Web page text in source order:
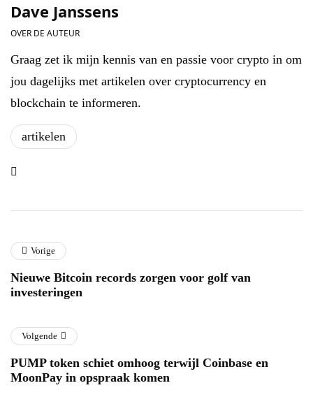
Dave Janssens
OVER DE AUTEUR
Graag zet ik mijn kennis van en passie voor crypto in om
jou dagelijks met artikelen over cryptocurrency en
blockchain te informeren.
artikelen
Vorige
Nieuwe Bitcoin records zorgen voor golf van
investeringen
Volgende
PUMP token schiet omhoog terwijl Coinbase en
MoonPay in opspraak komen